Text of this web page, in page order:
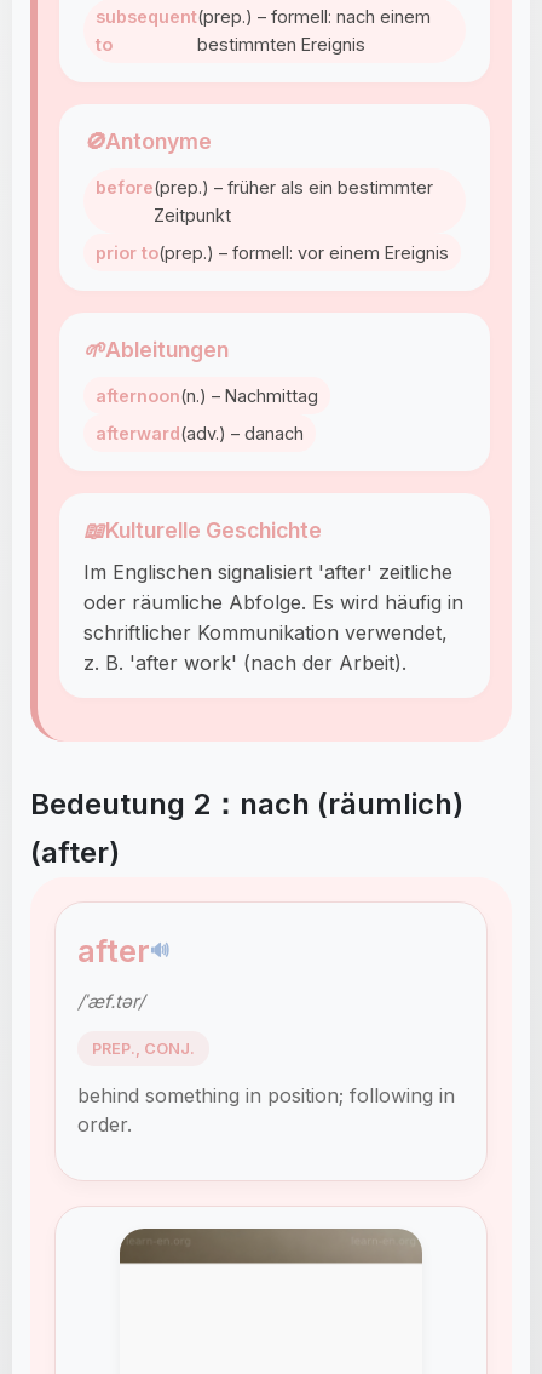
subsequent
to
(prep.) – formell: nach einem
bestimmten Ereignis
🚫Antonyme
before(prep.) – früher als ein bestimmter
Zeitpunkt
prior to(prep.) – formell: vor einem Ereignis
🌱Ableitungen
afternoon(n.) – Nachmittag
afterward(adv.) – danach
📖Kulturelle Geschichte
Im Englischen signalisiert 'after' zeitliche
oder räumliche Abfolge. Es wird häufig in
schriftlicher Kommunikation verwendet,
z. B. 'after work' (nach der Arbeit).
Bedeutung 2：nach (räumlich)
(after)
after🔊
/ˈæf.tər/
PREP., CONJ.
behind something in position; following in
order.